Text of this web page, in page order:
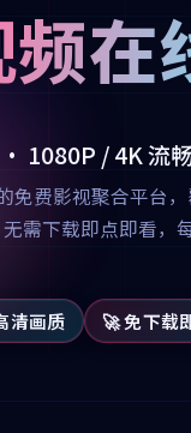
在
1080P / 4K 流
费影视聚合平台
需下载即点即看
清画质 🚀 免下载